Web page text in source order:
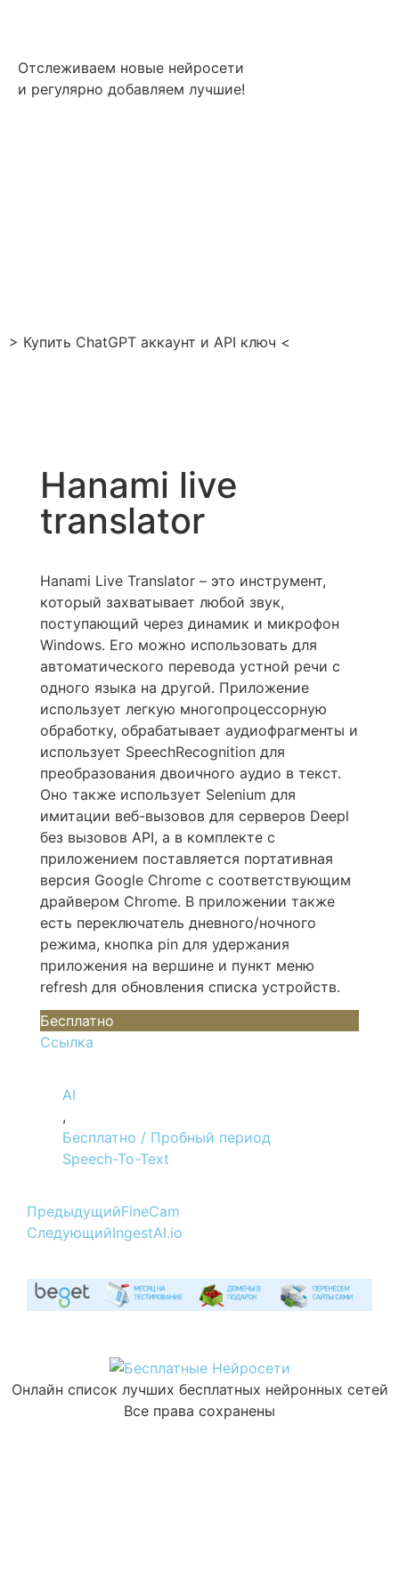
Отслеживаем новые нейросети
и регулярно добавляем лучшие!
> Купить ChatGPT аккаунт и API ключ <
Hanami live
translator
Hanami Live Translator – это инструмент,
который захватывает любой звук,
поступающий через динамик и микрофон
Windows. Его можно использовать для
автоматического перевода устной речи с
одного языка на другой. Приложение
использует легкую многопроцессорную
обработку, обрабатывает аудиофрагменты и
использует SpeechRecognition для
преобразования двоичного аудио в текст.
Оно также использует Selenium для
имитации веб-вызовов для серверов Deepl
без вызовов API, а в комплекте с
приложением поставляется портативная
версия Google Chrome с соответствующим
драйвером Chrome. В приложении также
есть переключатель дневного/ночного
режима, кнопка pin для удержания
приложения на вершине и пункт меню
refresh для обновления списка устройств.
Бесплатно
Ссылка
AI
,
Бесплатно / Пробный период
Speech-To-Text
ПредыдущийFineCam
СледующийIngestAI.io
Онлайн список лучших бесплатных нейронных сетей
Все права сохранены